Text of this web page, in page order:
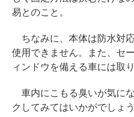
易とのこと。
ちなみに、本体は防水対
使用できません。また、セ
ィンドウを備える車には取
車内にこもる臭いが気に
クしてみてはいかがでしょう